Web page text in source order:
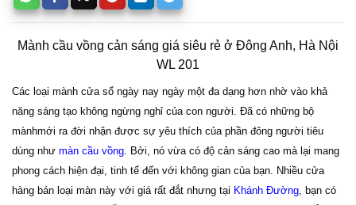
Mành cầu vồng cản sáng giá siêu rẻ ở Đông Anh, Hà Nội
WL 201
Các loại mành cửa sổ ngày nay ngày một đa dạng hơn nhờ vào khả
năng sáng tạo không ngừng nghỉ của con người. Đã có những bộ
mànhmới ra đời nhận được sự yêu thích của phần đông người tiêu
dùng như màn cầu vồng. Bởi, nó vừa có độ cản sáng cao mà lại mang
phong cách hiện đại, tinh tế đến với không gian của bạn. Nhiều cửa
hàng bán loại màn này với giá rất đắt nhưng tại Khánh Đường, bạn có